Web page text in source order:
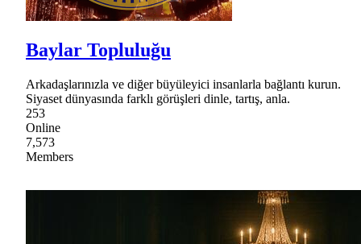
Baylar Topluluğu
Arkadaşlarınızla ve diğer büyüleyici insanlarla bağlantı kurun.
Siyaset dünyasında farklı görüşleri dinle, tartış, anla.
253
Online
7,573
Members